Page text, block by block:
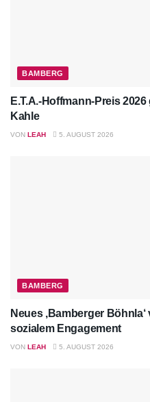
BAMBERG
E.T.A.-Hoffmann-Preis
Kahle
VON LEAH 5. AUGUST 2026
BAMBERG
Neues ‚Bamberger
sozialem Engagement
VON LEAH 5. AUGUST 2026